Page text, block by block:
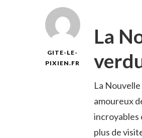
GITE-LE-
PIXIEN.FR
La
La
amoureux
incroyables
plus de